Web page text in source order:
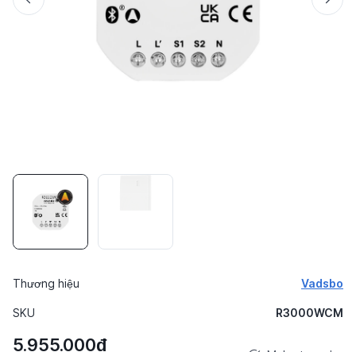
Thương hiệu Vadsbo
SKU R3000WCM
5.955.000đ